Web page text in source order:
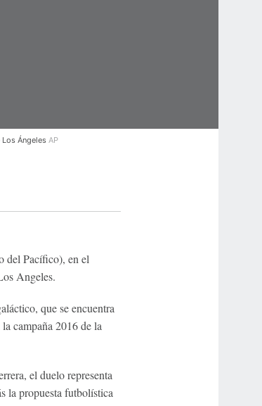
Ángeles AP
del Pacífico), en el
Angeles.
que se encuentra
campaña 2016 de la
el duelo representa
la propuesta futbolística